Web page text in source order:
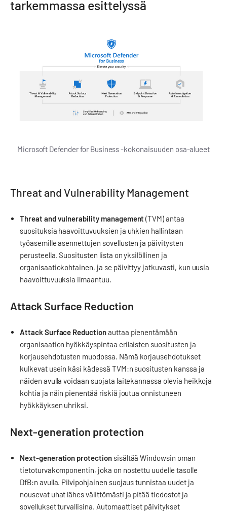
tarkemmassa esittelyssä
Microsoft Defender for Business -kokonaisuuden osa-alueet
Threat and Vulnerability Management
Threat and vulnerability management (TVM) antaa
suosituksia haavoittuvuuksien ja uhkien hallintaan
työasemille asennettujen sovellusten ja päivitysten
perusteella. Suositusten lista on yksilöllinen ja
organisaatiokohtainen, ja se päivittyy jatkuvasti, kun uusia
haavoittuvuuksia ilmaantuu.
Attack Surface Reduction
Attack Surface Reductionauttaa pienentämään
organisaation hyökkäyspintaa erilaisten suositusten ja
korjausehdotusten muodossa. Nämä korjausehdotukset
kulkevat usein käsi kädessä TVM:n suositusten kanssa ja
näiden avulla voidaan suojata laitekannassa olevia heikkoja
kohtia ja näin pienentää riskiä joutua onnistuneen
hyökkäyksen uhriksi.
Next-generation protection
Next-generation protection sisältää Windowsin oman
tietoturvakomponentin, joka on nostettu uudelle tasolle
DfB:n avulla. Pilvipohjainen suojaus tunnistaa uudet ja
nousevat uhat lähes välittömästi ja pitää tiedostot ja
sovellukset turvallisina. Automaattiset päivitykset